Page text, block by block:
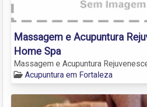
Massagem e Acupuntura
Home Spa
Massagem e Acupuntura
Acupuntura em Fortaleza